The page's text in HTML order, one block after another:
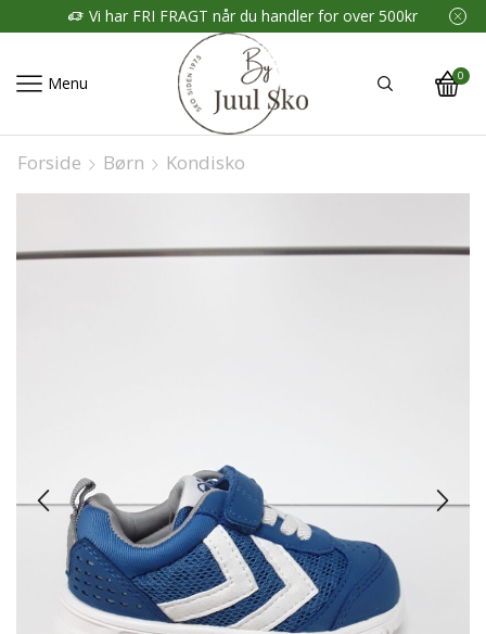
Vi har FRI FRAGT når du handler for over 500kr
Menu 0
Forside Børn Kondisko